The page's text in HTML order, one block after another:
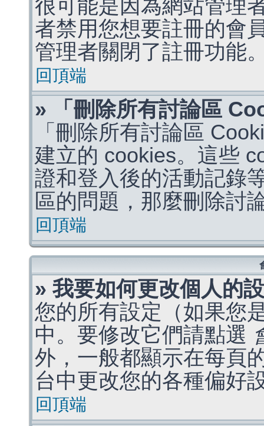
很可能是因為網站管理
者禁用您想要註冊的會
管理者關閉了註冊功能
回頂端
» 「刪除所有討論區
「刪除所有討論區
建立的 cookies。這些
證和登入後的活動記錄
區的問題，那麼刪除討
回頂端
» 我要如何更改個人的
您的所有設定（如果您
中。要修改它們請點選
外，一般都顯示在每頁
台中更改您的各種偏好
回頂端